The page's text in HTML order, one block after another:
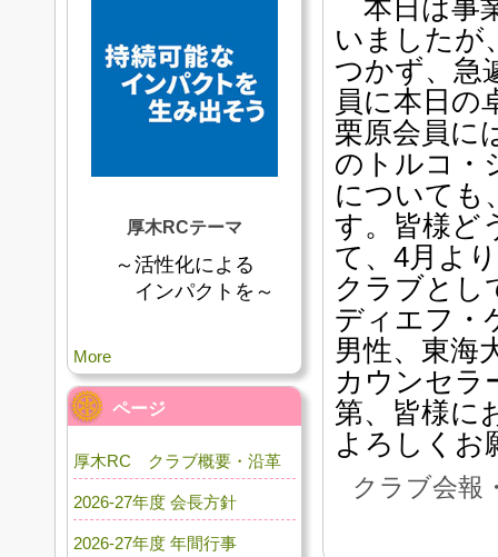
本日は事
いましたが
つかず、急
員に本日の
栗原会員に
のトルコ・
についても
す。皆様ど
て、4月よ
クラブとし
ディエフ・
男性、東海
カウンセラ
第、皆様に
よろしくお
クラブ会報
厚木RCテーマ
～活性化による
インパクトを～
More
ページ
厚木RC クラブ概要・沿革
2026-27年度 会長方針
2026-27年度 年間行事